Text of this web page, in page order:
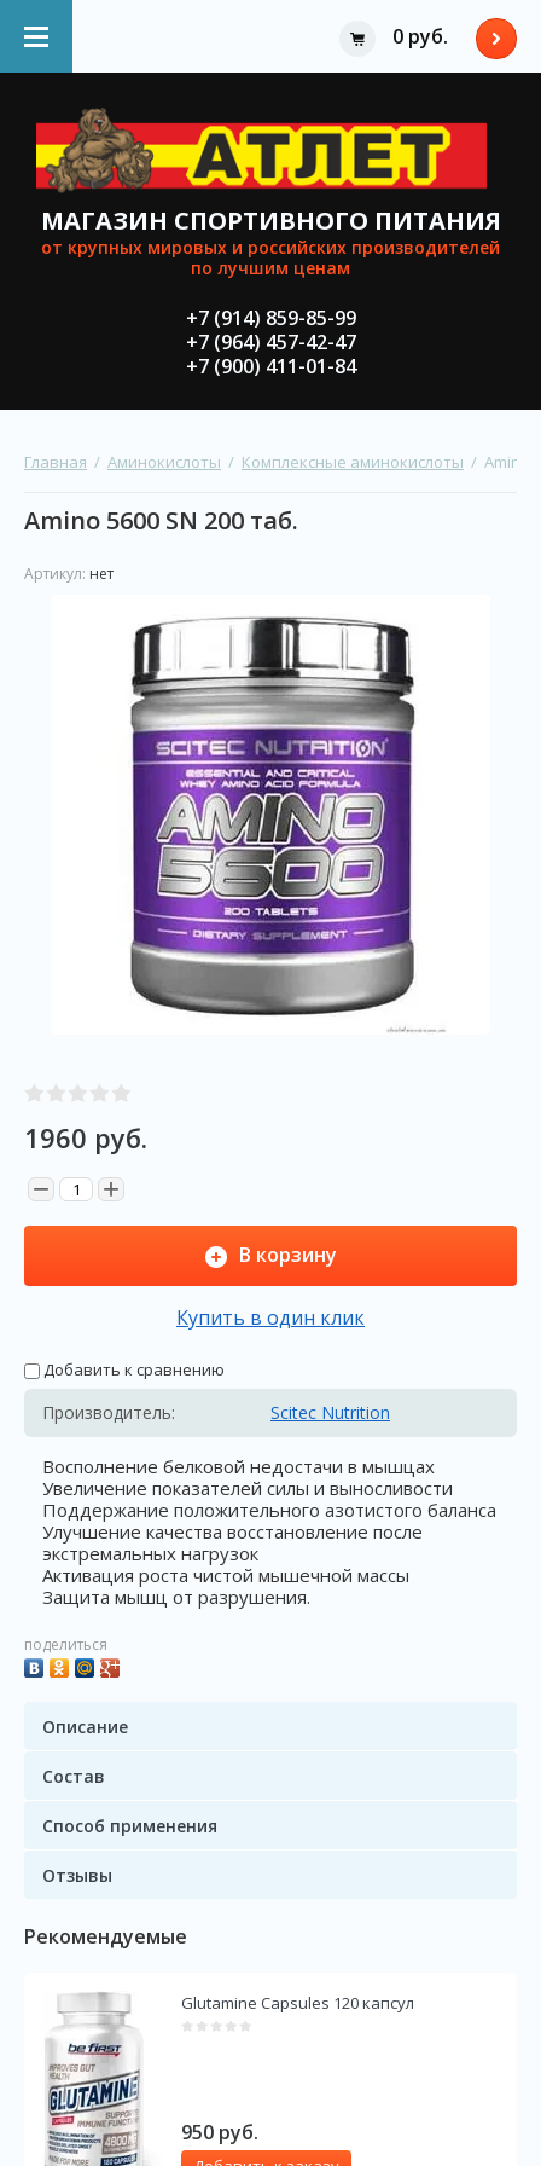
0 руб.
МАГАЗИН СПОРТИВНОГО ПИТАНИЯ
от крупных мировыx и российских производителей
по лучшим ценам
+7 (914) 859-85-99
+7 (964) 457-42-47
+7 (900) 411-01-84
Главная
  /
Аминокислоты
  /
Комплексные аминокислоты
/  Amino
Amino 5600 SN 200 таб.
Артикул: нет
1960 руб.
− +
В корзину
Купить в один клик
Добавить к сравнению
Производитель: Scitec Nutrition
Восполнение белковой недостачи в мышцах
Увеличение показателей силы и выносливости
Поддержание положительного азотистого баланса
Улучшение качества восстановление после
экстремальных нагрузок
Активация роста чистой мышечной массы
Защита мышц от разрушения.
поделиться
Описание
Состав
Способ применения
Отзывы
Рекомендуемые
Glutamine Capsules 120 капсул
950 руб.